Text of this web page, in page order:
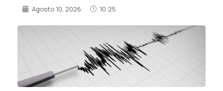
Agosto 10, 2026 10:25